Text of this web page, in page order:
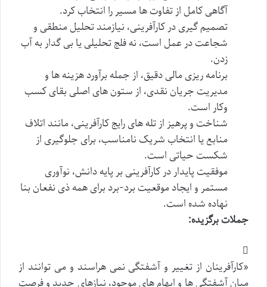
آگاهی کامل از تفاوت ها مسیر را انتخاب کرد.
تصمیم گیری در کارآفرینی، نیازمند تحلیل منطقی و
شجاعت در عمل است، نه فلج تحلیلی یا بی گدار به آب
زدن.
برنامه ریزی مالی دقیق، از جمله برآورد هزینه ها و
مدیریت جریان نقدی، از ستون های اصلی بقای کسب
وکار است.
شناخت و پرهیز از تله های رایج کارآفرینی، مانند اتلاف
منابع یا انتخاب شریک نامناسب، برای جلوگیری از
شکست حیاتی است.
موفقیت پایدار در کارآفرینی بر پایه دانش، نوآوری
مستمر و ایجاد موقعیت برد-برد برای همه ذی نفعان بنا
نهاده شده است.
جملات برگزیده:
«کارآفرینان از تغییر و آشفتگی نمی هراسند و می توانند از
میان آشفتگی ها و ابهام های موجود، نیازهای جدید و فرصت